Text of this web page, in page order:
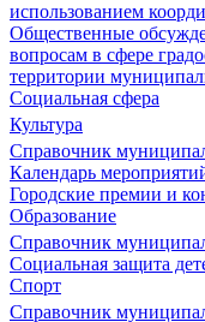
использованием
Общественные
вопросам в сфере
территории
Социальная сфера
Культура
Справочник
Календарь
Городские премии и
Образование
Справочник
Социальная защита
Спорт
Справочник